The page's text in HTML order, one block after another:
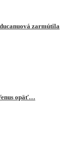
zarmútila
opäť…